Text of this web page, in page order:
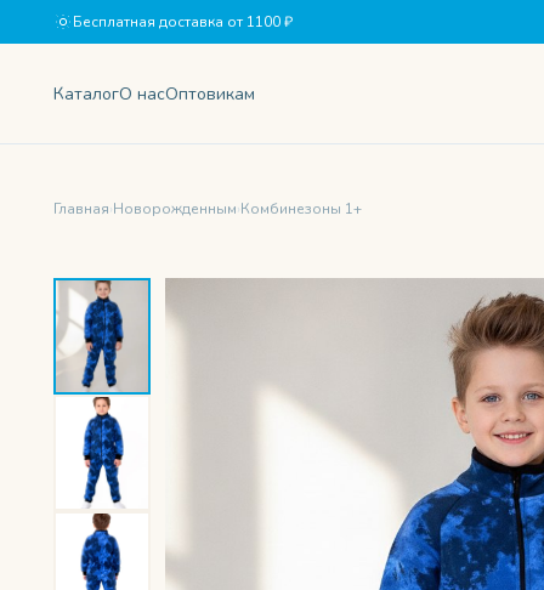
Бесплатная доставка от 1100 ₽
КаталогО насОптовикам
Главная›Новорожденным›Комбинезоны 1+